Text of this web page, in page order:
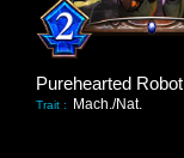
Purehearted Robot
Trait : Mach./Nat.